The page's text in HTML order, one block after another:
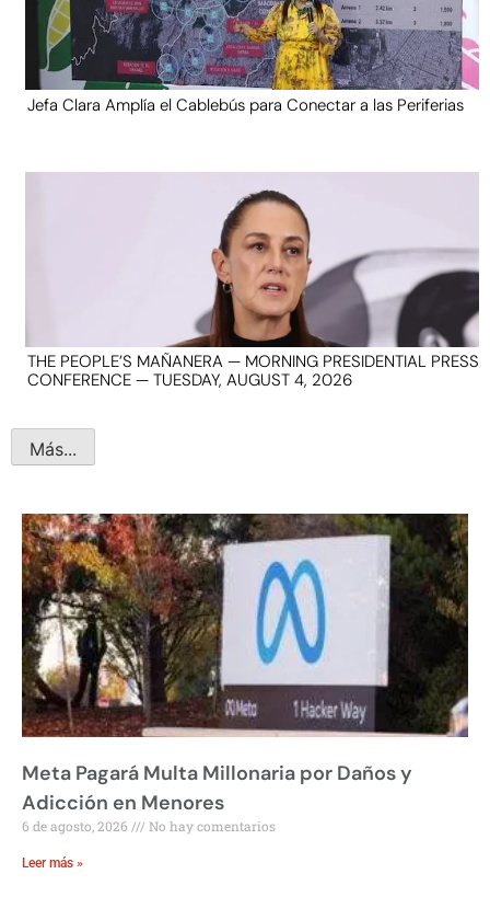
Jefa Clara Amplía el Cablebús para Conectar a las Periferias
THE PEOPLE’S MAÑANERA — MORNING PRESIDENTIAL PRESS
CONFERENCE — TUESDAY, AUGUST 4, 2026
Más...
Meta Pagará Multa Millonaria por Daños y
Adicción en Menores
6 de agosto, 2026 No hay comentarios
Leer más »